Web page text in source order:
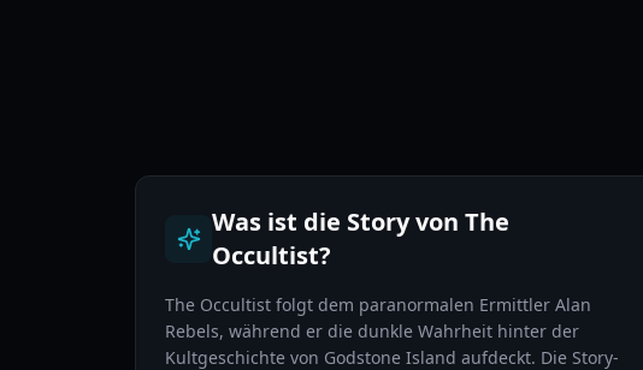
Was ist die Story von The
Occultist?
The Occultist folgt dem paranormalen Ermittler Alan
Rebels, während er die dunkle Wahrheit hinter der
Kultgeschichte von Godstone Island aufdeckt. Die Story-